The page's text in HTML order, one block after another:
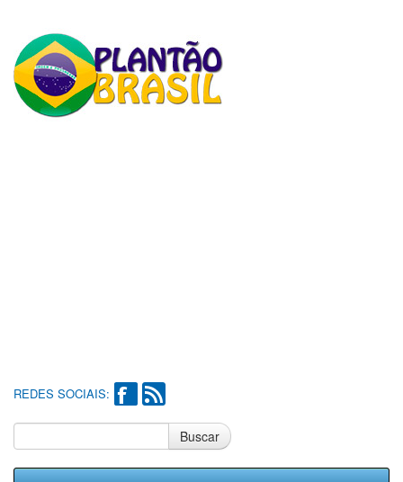
REDES SOCIAIS:
Buscar